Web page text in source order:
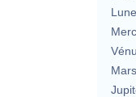
Lune
Mars